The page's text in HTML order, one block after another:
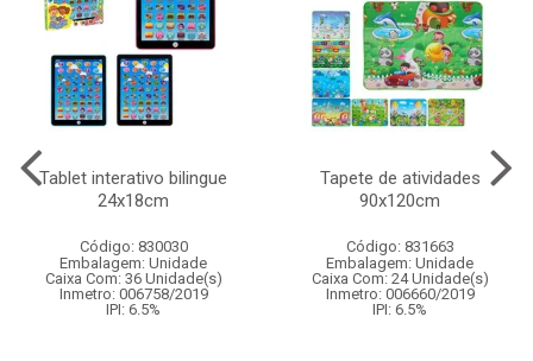
Tablet interativo bilingue
24x18cm
Código: 830030
Embalagem: Unidade
Caixa Com: 36 Unidade(s)
Inmetro: 006758/2019
IPI: 6.5%
Tapete de atividades
90x120cm
Código: 831663
Embalagem: Unidade
Caixa Com: 24 Unidade(s)
Inmetro: 006660/2019
IPI: 6.5%